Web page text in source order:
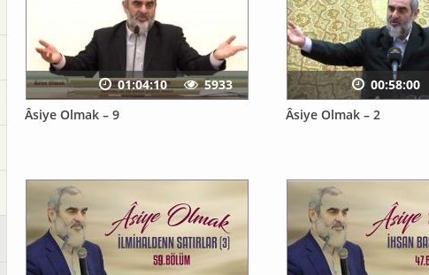
Âsiye Olmak – 9
01:04:10
5933
Âsiye Olmak – 2
00:58:00